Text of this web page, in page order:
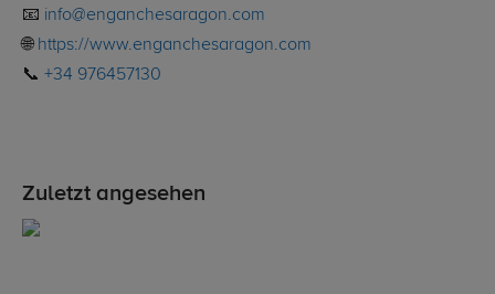
📧 info@enganchesaragon.com
🌐 https://www.enganchesaragon.com
📞 +34 976457130
Zuletzt angesehen